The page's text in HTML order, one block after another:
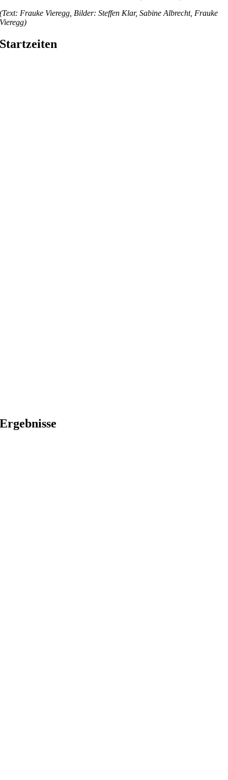
(Text: Frauke Vieregg, Bilder: Steffen Klar, Sabine Albrecht, Frauke
Vieregg)
Startzeiten
Ergebnisse